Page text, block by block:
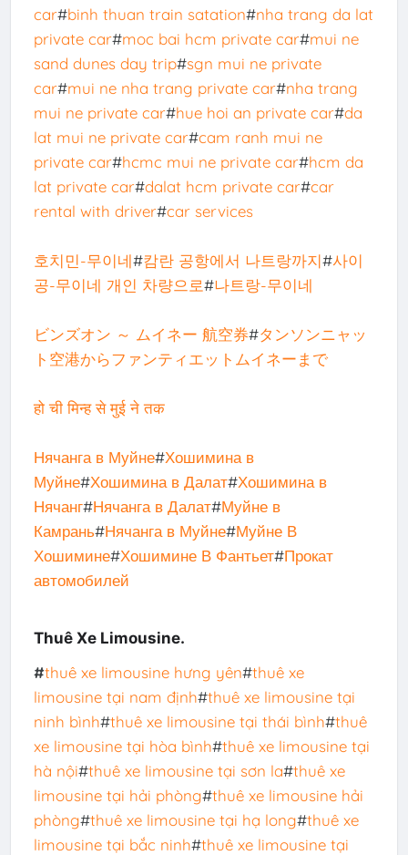
car#binh thuan train satation#nha trang da lat
private car#moc bai hcm private car#mui ne
sand dunes day trip#sgn mui ne private
car#mui ne nha trang private car#nha trang
mui ne private car#hue hoi an private car#da
lat mui ne private car#cam ranh mui ne
private car#hcmc mui ne private car#hcm da
lat private car#dalat hcm private car#car
rental with driver#car services
호치민-무이네#캄란 공항에서 나트랑까지#사이
공-무이네 개인 차량으로#나트랑-무이네
ビンズオン ～ ムイネー 航空券#タンソンニャッ
ト空港からファンティエットムイネーまで
हो ची मिन्ह से मुई ने तक
Нячанга в Муйне#Хошимина в
Муйне#Хошимина в Далат#Хошимина в
Нячанг#Нячанга в Далат#Муйне в
Камрань#Нячанга в Муйне#Муйне В
Хошимине#Хошимине В Фантьет#Прокат
автомобилей
Thuê Xe Limousine.
#thuê xe limousine hưng yên#thuê xe
limousine tại nam định#thuê xe limousine tại
ninh bình#thuê xe limousine tại thái bình#thuê
xe limousine tại hòa bình#thuê xe limousine tại
hà nội#thuê xe limousine tại sơn la#thuê xe
limousine tại hải phòng#thuê xe limousine hải
phòng#thuê xe limousine tại hạ long#thuê xe
limousine tại bắc ninh#thuê xe limousine tại